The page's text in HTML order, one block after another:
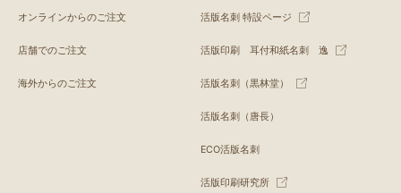
オンラインからのご注文
店舗でのご注文
海外からのご注文
活版名刺 特設ページ
活版印刷 耳付和紙名刺 逸
活版名刺（黒林堂）
活版名刺（唐長）
ECO活版名刺
活版印刷研究所